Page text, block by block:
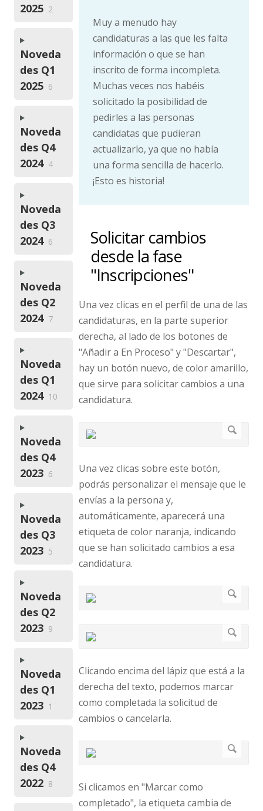
Muy a menudo hay
candidaturas a las que les falta
información o que se han
inscrito de forma incompleta.
Muchas veces nos habéis
solicitado la posibilidad de
pedirles a las personas
candidatas que pudieran
actualizarlo, ya que no había
una forma sencilla de hacerlo.
¡Esto es historia!
Solicitar cambios
desde la fase
"Inscripciones"
Una vez clicas en el perfil de una de las
candidaturas, en la parte superior
derecha, al lado de los botones de
"Añadir a En Proceso" y "Descartar",
hay un botón nuevo, de color amarillo,
que sirve para solicitar cambios a una
candidatura.
Una vez clicas sobre este botón,
podrás personalizar el mensaje que le
envías a la persona y,
automáticamente, aparecerá una
etiqueta de color naranja, indicando
que se han solicitado cambios a esa
candidatura.
Clicando encima del lápiz que está a la
derecha del texto, podemos marcar
como completada la solicitud de
cambios o cancelarla.
Si clicamos en "Marcar como
completado", la etiqueta cambia de
2025 2
Noveda
des Q1
2025 6
Noveda
des Q4
2024 4
Noveda
des Q3
2024 6
Noveda
des Q2
2024 7
Noveda
des Q1
2024 10
Noveda
des Q4
2023 6
Noveda
des Q3
2023 5
Noveda
des Q2
2023 9
Noveda
des Q1
2023 1
Noveda
des Q4
2022 8